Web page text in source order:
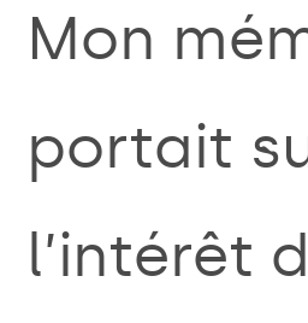
Mon
portait
l’intérêt